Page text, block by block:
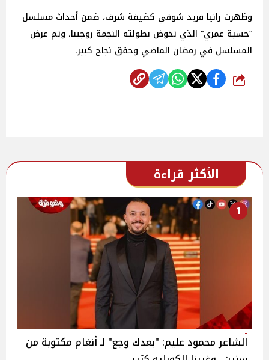
وظهرت رانيا فريد شوقي كضيفة شرف، ضمن أحداث مسلسل
“حسبة عمري” الذي تخوض بطولته النجمة روجينا، وتم عرض
المسلسل في رمضان الماضي وحقق نجاح كبير.
شارك
الأكثر قراءة
1
الشاعر محمود عليم: "بعدك وجع" لـ أنغام مكتوبة من